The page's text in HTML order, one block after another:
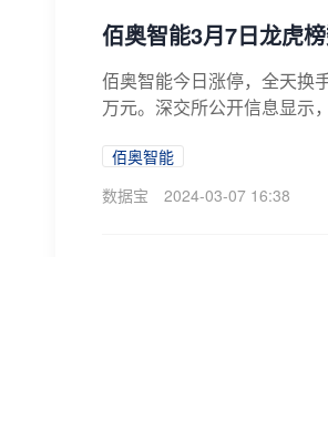
佰奥智能3月7日龙虎
佰奥智能今日涨停，全天换
万元。深交所公开信息显示
佰奥智能
数据宝
2024-03-07 16:38